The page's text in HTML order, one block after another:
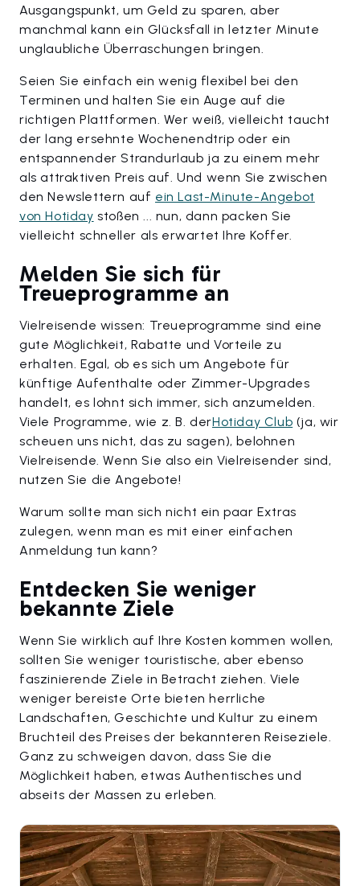
Ausgangspunkt, um Geld zu sparen, aber
manchmal kann ein Glücksfall in letzter Minute
unglaubliche Überraschungen bringen.
Seien Sie einfach ein wenig flexibel bei den
Terminen und halten Sie ein Auge auf die
richtigen Plattformen. Wer weiß, vielleicht taucht
der lang ersehnte Wochenendtrip oder ein
entspannender Strandurlaub ja zu einem mehr
als attraktiven Preis auf. Und wenn Sie zwischen
den Newslettern auf ein Last-Minute-Angebot
von Hotiday stoßen ... nun, dann packen Sie
vielleicht schneller als erwartet Ihre Koffer.
Melden Sie sich für
Treueprogramme an
Vielreisende wissen: Treueprogramme sind eine
gute Möglichkeit, Rabatte und Vorteile zu
erhalten. Egal, ob es sich um Angebote für
künftige Aufenthalte oder Zimmer-Upgrades
handelt, es lohnt sich immer, sich anzumelden.
Viele Programme, wie z. B. derHotiday Club (ja, wir
scheuen uns nicht, das zu sagen), belohnen
Vielreisende. Wenn Sie also ein Vielreisender sind,
nutzen Sie die Angebote!
Warum sollte man sich nicht ein paar Extras
zulegen, wenn man es mit einer einfachen
Anmeldung tun kann?
Entdecken Sie weniger
bekannte Ziele
Wenn Sie wirklich auf Ihre Kosten kommen wollen,
sollten Sie weniger touristische, aber ebenso
faszinierende Ziele in Betracht ziehen. Viele
weniger bereiste Orte bieten herrliche
Landschaften, Geschichte und Kultur zu einem
Bruchteil des Preises der bekannteren Reiseziele.
Ganz zu schweigen davon, dass Sie die
Möglichkeit haben, etwas Authentisches und
abseits der Massen zu erleben.